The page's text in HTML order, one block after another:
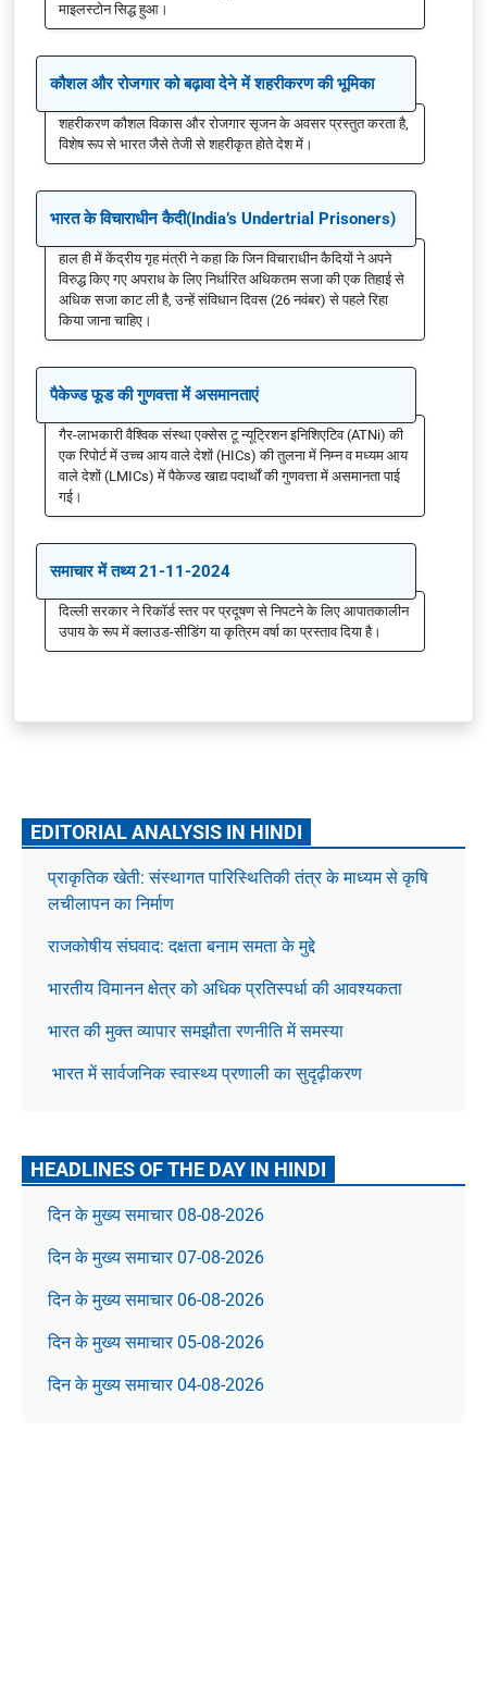
माइलस्टोन सिद्ध हुआ।
कौशल और रोजगार को बढ़ावा देने में शहरीकरण की भूमिका
शहरीकरण कौशल विकास और रोजगार सृजन के अवसर प्रस्तुत करता है,
विशेष रूप से भारत जैसे तेजी से शहरीकृत होते देश में।
भारत के विचाराधीन कैदी(India’s Undertrial Prisoners)
हाल ही में केंद्रीय गृह मंत्री ने कहा कि जिन विचाराधीन कैदियों ने अपने
विरुद्ध किए गए अपराध के लिए निर्धारित अधिकतम सजा की एक तिहाई से
अधिक सजा काट ली है, उन्हें संविधान दिवस (26 नवंबर) से पहले रिहा
किया जाना चाहिए।
पैकेज्ड फूड की गुणवत्ता में असमानताएं
गैर-लाभकारी वैश्विक संस्था एक्सेस टू न्यूट्रिशन इनिशिएटिव (ATNi) की
एक रिपोर्ट में उच्च आय वाले देशों (HICs) की तुलना में निम्न व मध्यम आय
वाले देशों (LMICs) में पैकेज्ड खाद्य पदार्थों की गुणवत्ता में असमानता पाई
गई।
समाचार में तथ्य 21-11-2024
दिल्ली सरकार ने रिकॉर्ड स्तर पर प्रदूषण से निपटने के लिए आपातकालीन
उपाय के रूप में क्लाउड-सीडिंग या कृत्रिम वर्षा का प्रस्ताव दिया है।
EDITORIAL ANALYSIS IN HINDI
प्राकृतिक खेती: संस्थागत पारिस्थितिकी तंत्र के माध्यम से कृषि
लचीलापन का निर्माण
राजकोषीय संघवाद: दक्षता बनाम समता के मुद्दे
भारतीय विमानन क्षेत्र को अधिक प्रतिस्पर्धा की आवश्यकता
भारत की मुक्त व्यापार समझौता रणनीति में समस्या
भारत में सार्वजनिक स्वास्थ्य प्रणाली का सुदृढ़ीकरण
HEADLINES OF THE DAY IN HINDI
दिन के मुख्य समाचार 08-08-2026
दिन के मुख्य समाचार 07-08-2026
दिन के मुख्य समाचार 06-08-2026
दिन के मुख्य समाचार 05-08-2026
दिन के मुख्य समाचार 04-08-2026